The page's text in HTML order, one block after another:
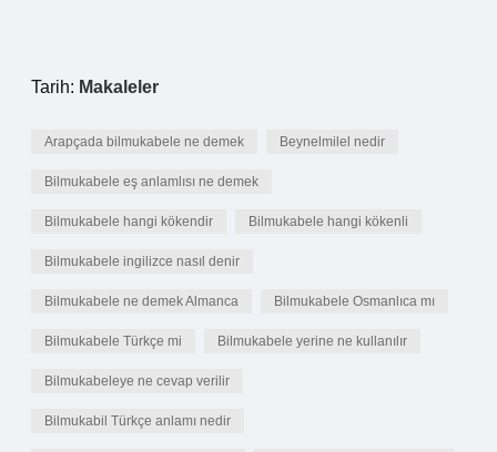
Tarih: Makaleler
Arapçada bilmukabele ne demek Beynelmilel nedir
Bilmukabele eş anlamlısı ne demek
Bilmukabele hangi kökendir Bilmukabele hangi kökenli
Bilmukabele ingilizce nasıl denir
Bilmukabele ne demek Almanca Bilmukabele Osmanlıca mı
Bilmukabele Türkçe mi Bilmukabele yerine ne kullanılır
Bilmukabeleye ne cevap verilir
Bilmukabil Türkçe anlamı nedir